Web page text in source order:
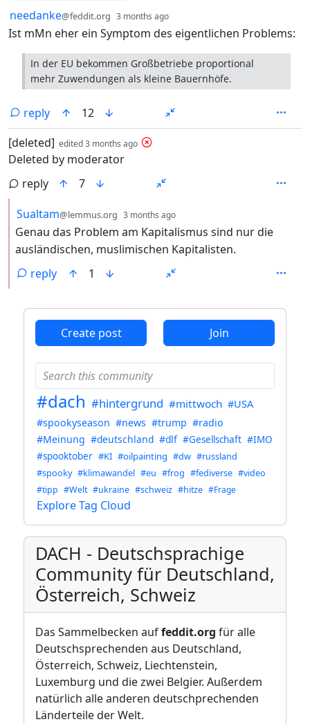
by
needanke@feddit.org 3 months ago
Ist mMn eher ein Symptom des eigentlichen Problems:
In der EU bekommen Großbetriebe proportional
mehr Zuwendungen als kleine Bauernhöfe.
reply
12
by
[deleted] edited3 months ago depth: 1
Deleted by moderator
reply
7
by
Sualtam@lemmus.org 3 months ago
Genau das Problem am Kapitalismus sind nur die
ausländischen, muslimischen Kapitalisten.
reply
1
Create post Join
#dach #hintergrund #mittwoch #USA
#spookyseason #news #trump #radio
#Meinung #deutschland #dlf #Gesellschaft #IMO
#spooktober #KI #oilpainting #dw #russland
#spooky #klimawandel #eu #frog #fediverse #video
#tipp #Welt #ukraine #schweiz #hitze #Frage
Explore Tag Cloud
DACH - Deutschsprachige
Community für Deutschland,
Österreich, Schweiz
Das Sammelbecken auffeddit.org für alle
Deutschsprechenden aus Deutschland,
Österreich, Schweiz, Liechtenstein,
Luxemburg und die zwei Belgier. Außerdem
natürlich alle anderen deutschprechenden
Länderteile der Welt.